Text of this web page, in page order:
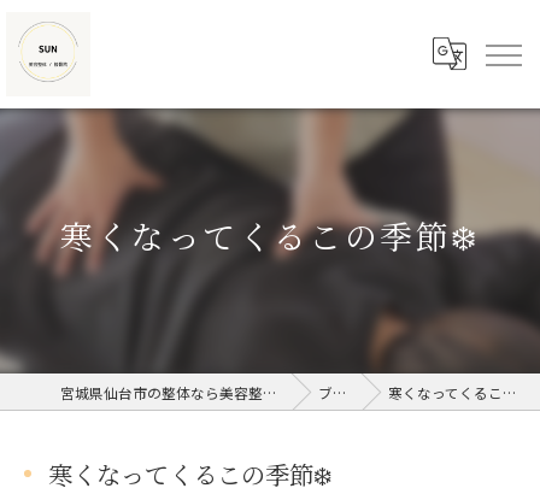
寒くなってくるこの季節❄️
宮城県仙台市の整体なら美容整体/接骨院SUN ブログ 寒くなってくるこの季節❄️
寒くなってくるこの季節❄️